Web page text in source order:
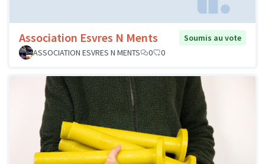
Association Esvres N Ments
Soumis au vote
ASSOCIATION ESVRES N MENTS
0 0